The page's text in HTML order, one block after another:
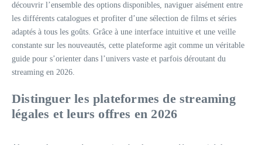
découvrir l’ensemble des options disponibles, naviguer aisément entre
les différents catalogues et profiter d’une sélection de films et séries
adaptés à tous les goûts. Grâce à une interface intuitive et une veille
constante sur les nouveautés, cette plateforme agit comme un véritable
guide pour s’orienter dans l’univers vaste et parfois déroutant du
streaming en 2026.
Distinguer les plateformes de streaming
légales et leurs offres en 2026